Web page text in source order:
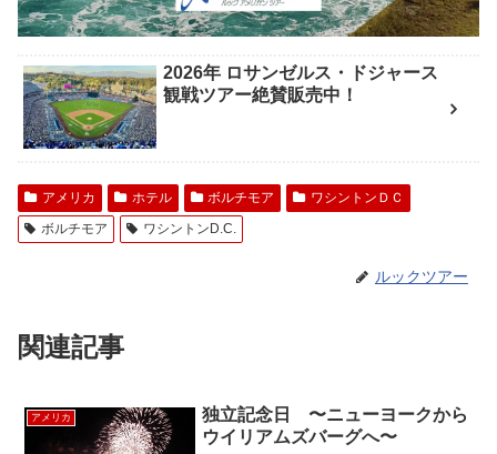
2026年 ロサンゼルス・ドジャース
観戦ツアー絶賛販売中！
アメリカ ホテル ボルチモア
ワシントンＤＣ
ボルチモア
ワシントンD.C.
ルックツアー
関連記事
アメリカ
独立記念日 〜ニューヨークから
ウイリアムズバーグへ〜